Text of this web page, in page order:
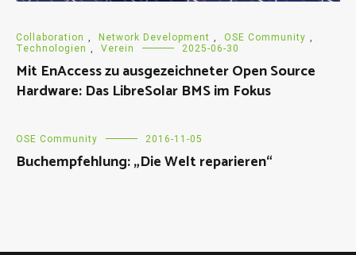
Collaboration , Network Development , OSE Community ,
Technologien , Verein 2025-06-30
Mit EnAccess zu ausgezeichneter Open Source
Hardware: Das LibreSolar BMS im Fokus
OSE Community 2016-11-05
Buchempfehlung: „Die Welt reparieren“